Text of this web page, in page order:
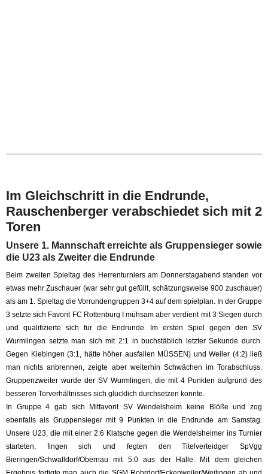
Im Gleichschritt in die Endrunde,
Rauschenberger verabschiedet sich mit 2
Toren
Unsere 1. Mannschaft erreichte als Gruppensieger sowie
die U23 als Zweiter die Endrunde
Beim zweiten Spieltag des Herrenturniers am Donnerstagabend standen vor
etwas mehr Zuschauer (war sehr gut gefüllt, schätzungsweise 900 zuschauer)
als am 1. Spieltag die Vorrundengruppen 3+4 auf dem spielplan. In der Gruppe
3 setzte sich Favorit FC Rottenburg I mühsam aber verdient mit 3 Siegen durch
und qualifizierte sich für die Endrunde. Im ersten Spiel gegen den SV
Wurmlingen setzte man sich mit 2:1 in buchstäblich letzter Sekunde durch.
Gegen Kiebingen (3:1, hätte höher ausfallen MÜSSEN) und Weiler (4:2) ließ
man nichts anbrennen, zeigte aber weiterhin Schwächen im Torabschluss.
Gruppenzweiter wurde der SV Wurmlingen, die mit 4 Punkten aufgrund des
besseren Torverhältnisses sich glücklich durchsetzen konnte.
In Gruppe 4 gab sich Mitfavorit SV Wendelsheim keine Blöße und zog
ebenfalls als Gruppensieger mit 9 Punkten in die Endrunde am Samstag.
Unsere U23, die mit einer 2:6 Klatsche gegen die Wendelsheimer ins Turnier
starteten, fingen sich und fegten den Titelverteidger SpVgg
Bieringen/Schwalldorf/Obernau mit 5:0 aus der Halle. Mit dem gleichen